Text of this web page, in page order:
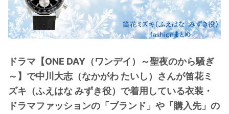
・トリンドル玲奈
・深田恭子
・北川景子
・橋本環奈
【よく検索されてる男性芸能人】
ドラマ【ONE DAY（ワンデイ）～聖夜のから騒ぎ
～】で中川大志（なかがわ たいし）さんが笛花ミ
ズキ（ふえはな みずき役）で着用している衣装・
ドラマファッションの「ブランド」や「購入先」の